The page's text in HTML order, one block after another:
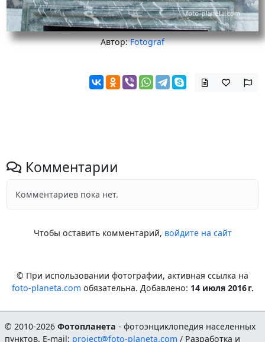
Автор:Fotograf
Комментарии
Комментариев пока нет.
Чтобы оставить комментарий, войдите на сайт
© При использовании фотографии, активная ссылка на
foto-planeta.com обязательна. Добавлено: 14 июля 2016 г.
© 2010-2026Фотопланета - фотоэнциклопедия населенных
пунктов. E-mail: project@foto-planeta.com / Разработка и